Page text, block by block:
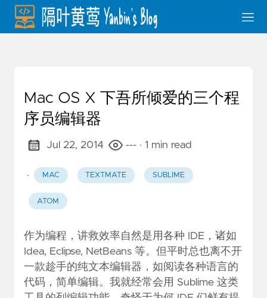
Mac OS X 下吾所倾爱的三个程
序员编辑器
Jul 22, 2014 --- · 1 min read
· MAC TEXTMATE SUBLIME
ATOM
作为编程，讲救效率自然是用各种 IDE，诸如
Idea, Eclipse, NetBeans 等。但平时总也离不开
一款趁手的纯文本编辑器，如阅读各种语言的
代码，简单编辑。我就经常会用 Sublime 这类